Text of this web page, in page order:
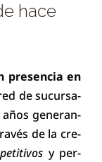
hace
pre­sen­cia en
de su­cur­sa­
a­ños ge­ne­ran­
de la cre­
y per­